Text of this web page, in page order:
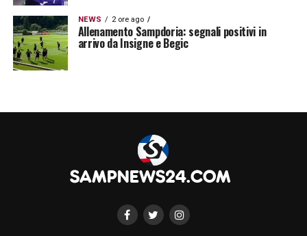
NEWS 2 ore ago
Allenamento Sampdoria: segnali positivi in
arrivo da Insigne e Begic